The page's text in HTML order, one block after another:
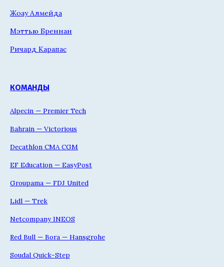
Жоау Алмейда
Мэттью Бреннан
Ричард Карапас
КОМАНДЫ
Alpecin — Premier Tech
Bahrain — Victorious
Decathlon CMA CGM
EF Education — EasyPost
Groupama — FDJ United
Lidl — Trek
Netcompany INEOS
Red Bull — Bora — Hansgrohe
Soudal Quick-Step